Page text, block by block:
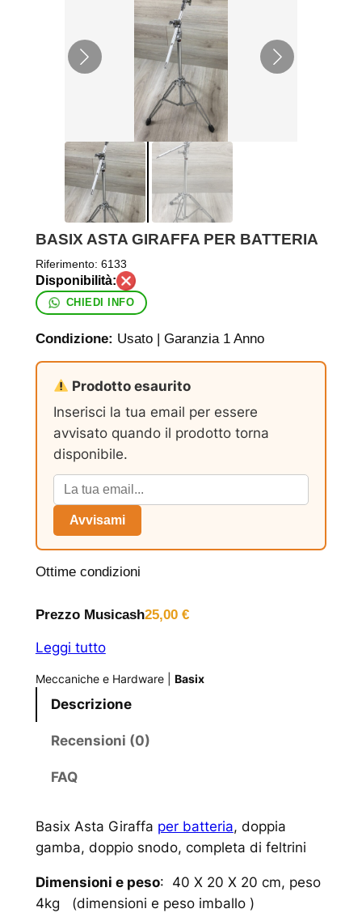
BASIX ASTA GIRAFFA PER BATTERIA
Riferimento: 6133
CHIEDI INFO
Condizione: Usato | Garanzia 1 Anno
Prodotto esaurito
Inserisci la tua email per essere
avvisato quando il prodotto torna
disponibile.
Avvisami
Ottime condizioni
Prezzo Musicash25,00 €
Leggi tutto
Meccaniche e Hardware| Basix
Descrizione
Recensioni (0)
FAQ
Basix Asta Giraffa per batteria, doppia
gamba, doppio snodo, completa di feltrini
Dimensioni e peso: 40 X 20 X 20 cm, peso
4kg (dimensioni e peso imballo )